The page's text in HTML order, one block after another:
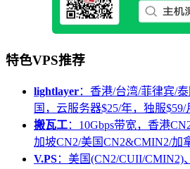
特色VPS推荐
lightlayer：香港/台湾/菲律宾/
国，云服务器$25/年，独服$59/
搬瓦工：10Gbps带宽，香港
加坡CN2/美国CN2&CMIN2/加
V.PS：美国(CN2/CUII/CMIN2)